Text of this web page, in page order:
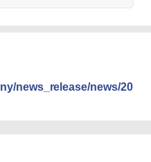
ラットテーブル トースト機
ュー33種 簡単お手入れ ブラ
news_release/news/20